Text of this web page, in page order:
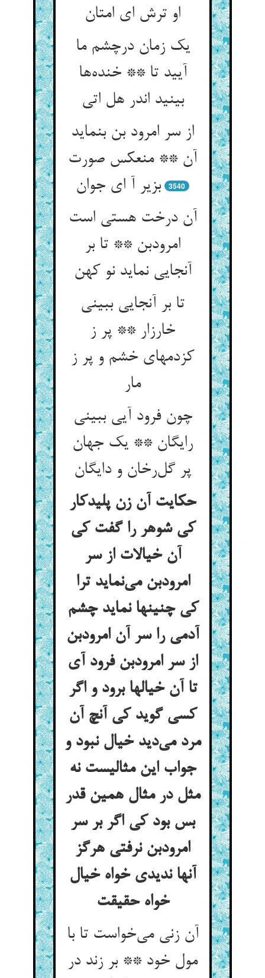
او ترش ای امتان
یک زمان درچشم ما
آیید تا ** خنده‌ها
بینید اندر هل اتی
از سر امرود بن بنماید
آن ** منعکس صورت
بزیر آ ای جوان
3540
آن درخت هستی است
امرودبن ** تا بر
آنجایی نماید نو کهن
تا بر آنجایی ببینی
خارزار ** پر ز
کزدمهای خشم و پر ز
مار
چون فرود آیی ببینی
رایگان ** یک جهان
پر گل‌رخان و دایگان
حکایت آن زن پلیدکار
کی شوهر را گفت کی
آن خیالات از سر
امرودبن می‌نماید ترا
کی چنینها نماید چشم
آدمی را سر آن امرودبن
از سر امرودبن فرود آی
تا آن خیالها برود و اگر
کسی گوید کی آنچ آن
مرد می‌دید خیال نبود و
جواب این مثالیست نه
مثل در مثال همین قدر
بس بود کی اگر بر سر
امرودبن نرفتی هرگز
آنها ندیدی خواه خیال
خواه حقیقت
آن زنی می‌خواست تا با
مول خود ** بر زند در